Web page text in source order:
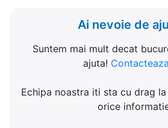
Ai nevoie de
Suntem mai mult decat
ajuta!
Echipa noastra iti sta cu drag
orice